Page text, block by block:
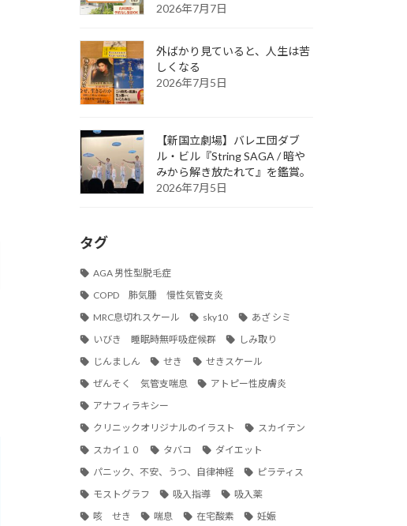
2026年7月7日
外ばかり見ていると、人生は苦
しくなる
2026年7月5日
【新国立劇場】バレエ団ダブ
ル・ビル『String SAGA / 暗や
みから解き放たれて』を鑑賞。
2026年7月5日
タグ
AGA 男性型脱毛症
COPD 肺気腫 慢性気管支炎
MRC息切れスケール
sky10
あざ シミ
いびき 睡眠時無呼吸症候群
しみ取り
じんましん
せき
せきスケール
ぜんそく 気管支喘息
アトピー性皮膚炎
アナフィラキシー
クリニックオリジナルのイラスト
スカイテン
スカイ１０
タバコ
ダイエット
パニック、不安、うつ、自律神経
ピラティス
モストグラフ
吸入指導
吸入薬
咳 せき
喘息 在宅酸素
妊娠